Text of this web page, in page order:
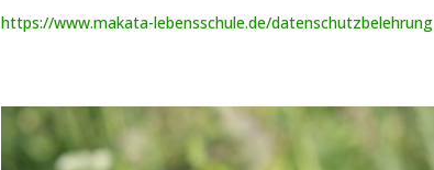
https://www.makata-lebensschule.de/datenschutzbelehrung
Video-